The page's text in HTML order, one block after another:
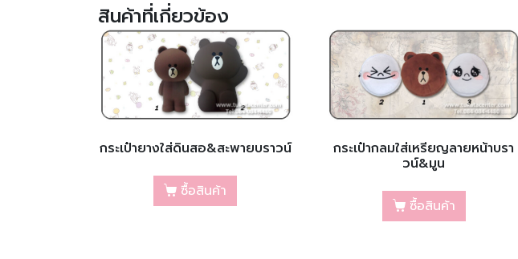
สินค้าที่เกี่ยวข้อง
กระเป๋ายางใส่ดินสอ&สะพายบราวน์
ซื้อสินค้า
กระเป๋ากลมใส่เหรียญลายหน้าบรา
วน์&มูน
ซื้อสินค้า